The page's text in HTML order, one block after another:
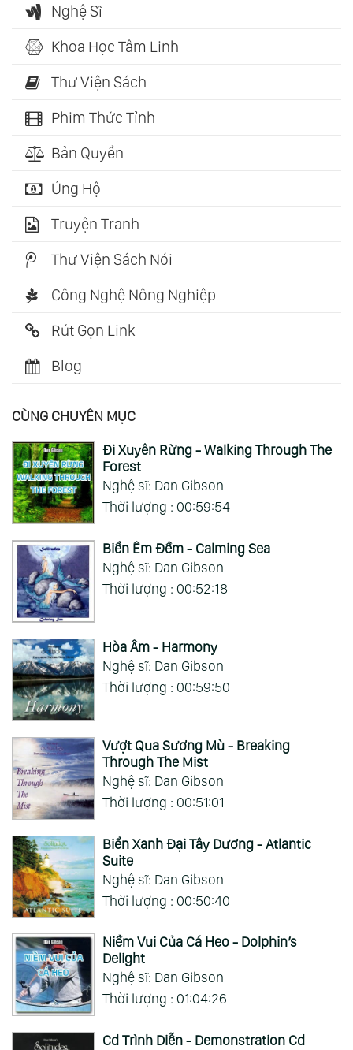
Nghệ Sĩ
Khoa Học Tâm Linh
Thư Viện Sách
Phim Thức Tỉnh
Bản Quyền
Ủng Hộ
Truyện Tranh
Thư Viện Sách Nói
Công Nghệ Nông Nghiệp
Rút Gọn Link
Blog
CÙNG CHUYÊN MỤC
Đi Xuyên Rừng - Walking Through The
Forest
Nghệ sĩ: Dan Gibson
Thời lượng : 00:59:54
Biển Êm Đềm - Calming Sea
Nghệ sĩ: Dan Gibson
Thời lượng : 00:52:18
Hòa Âm - Harmony
Nghệ sĩ: Dan Gibson
Thời lượng : 00:59:50
Vượt Qua Sương Mù - Breaking
Through The Mist
Nghệ sĩ: Dan Gibson
Thời lượng : 00:51:01
Biển Xanh Đại Tây Dương - Atlantic
Suite
Nghệ sĩ: Dan Gibson
Thời lượng : 00:50:40
Niềm Vui Của Cá Heo - Dolphin’s
Delight
Nghệ sĩ: Dan Gibson
Thời lượng : 01:04:26
Cd Trình Diễn - Demonstration Cd